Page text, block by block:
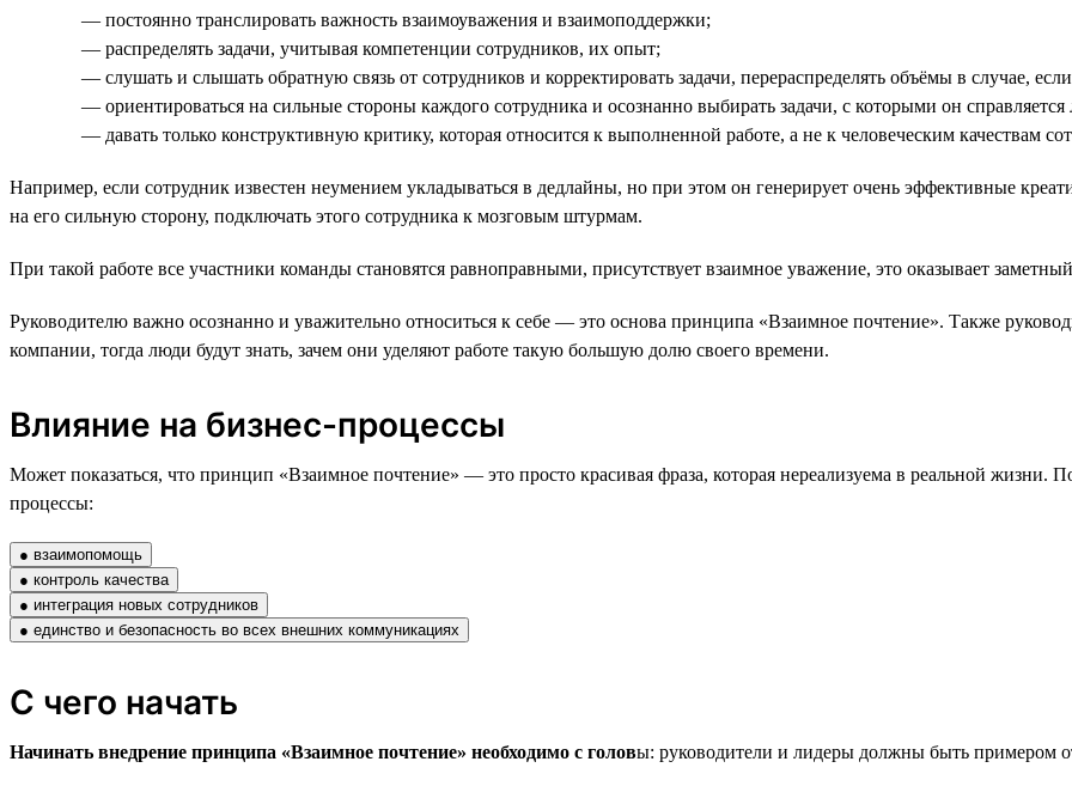
— постоянно транслировать важность взаимоуважения и взаимоподдержки;
— распределять задачи, учитывая компетенции сотрудников, их опыт;
— слушать и слышать обратную связь от сотрудников и корректировать задачи, перераспределять объёмы в случае,
— ориентироваться на сильные стороны каждого сотрудника и осознанно выбирать задачи, с которыми он
— давать только конструктивную критику, которая относится к выполненной работе, а не к человеческим качествам
Например, если сотрудник известен неумением укладываться в дедлайны, но при этом он генерирует очень эффективные
на его сильную сторону, подключать этого сотрудника к мозговым штурмам.
При такой работе все участники команды становятся равноправными, присутствует взаимное уважение, это оказывает
Руководителю важно осознанно и уважительно относиться к себе — это основа принципа «Взаимное почтение». Также
компании, тогда люди будут знать, зачем они уделяют работе такую большую долю своего времени.
Влияние на бизнес-процессы
Может показаться, что принцип «Взаимное почтение» — это просто красивая фраза, которая нереализуема в реальной жизни.
процессы:
● взаимопомощь
● контроль качества
● интеграция новых сотрудников
● единство и безопасность во всех внешних коммуникациях
С чего начать
Начинать внедрение принципа «Взаимное почтение» необходимо с головы: руководители и лидеры должны быть примером